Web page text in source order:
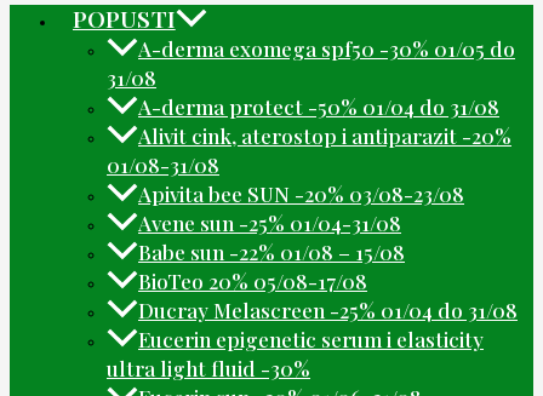
POPUSTI
A-derma exomega spf50 -30% 01/05 do
31/08
A-derma protect -50% 01/04 do 31/08
Alivit cink, aterostop i antiparazit -20%
01/08-31/08
Apivita bee SUN -20% 03/08-23/08
Avene sun -25% 01/04-31/08
Babe sun -22% 01/08 – 15/08
BioTeo 20% 05/08-17/08
Ducray Melascreen -25% 01/04 do 31/08
Eucerin epigenetic serum i elasticity
ultra light fluid -30%